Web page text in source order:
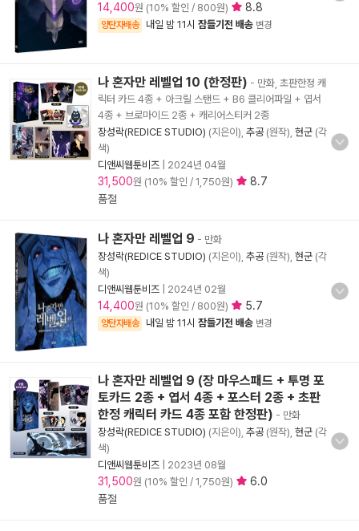
14,400원 (10% 할인 / 800원) 8.8
양탄자배송 내일 밤 11시 잠들기전 배송 변경
나 혼자만 레벨업 10 (한정판) - 만화, 초판한정 캐
릭터 카드 4종 + 아크릴 스탠드 + B6 클리어파일 + 엽서
4종 + 브로마이드 2종 + 캐리어스티커 2종
장성락(REDICE STUDIO) (지은이), 추공 (원작), 현군 (각
색)
디앤씨웹툰비즈
2024년 04월
31,500원 (10% 할인 / 1,750원)
8.7
품절
나 혼자만 레벨업 9 - 만화
장성락(REDICE STUDIO) (지은이), 추공 (원작), 현군 (각
색)
디앤씨웹툰비즈
2024년 02월
14,400원 (10% 할인 / 800원) 5.7
양탄자배송 내일 밤 11시 잠들기전 배송 변경
나 혼자만 레벨업 9 (장 마우스패드 + 투명 포
토카드 2종 + 엽서 4종 + 포스터 2종 + 초판
한정 캐릭터 카드 4종 포함 한정판) - 만화
장성락(REDICE STUDIO) (지은이), 추공 (원작), 현군 (각
색)
디앤씨웹툰비즈
2023년 08월
31,500원 (10% 할인 / 1,750원)
6.0
품절